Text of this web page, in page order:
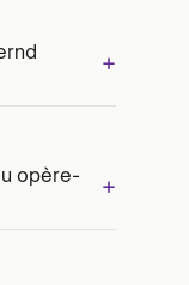
+
opère-
+